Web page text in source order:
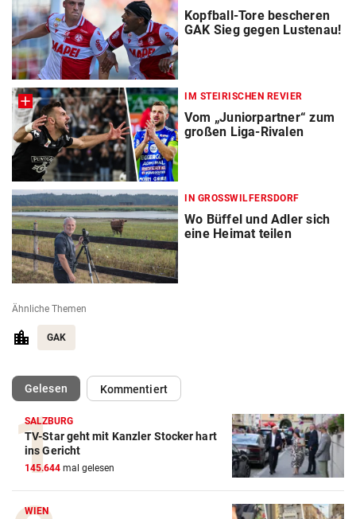
Kopfball-Tore bescheren
GAK Sieg gegen Lustenau!
IM STEIRISCHEN REVIER
Vom „Juniorpartner“ zum
großen Liga-Rivalen
IN GROSSWILFERSDORF
Wo Büffel und Adler sich
eine Heimat teilen
Ähnliche Themen
GAK
Gelesen(ausgewählt)Kommentiert
SALZBURG
TV-Star geht mit Kanzler Stocker hart
ins Gericht
145.644 mal gelesen
WIEN